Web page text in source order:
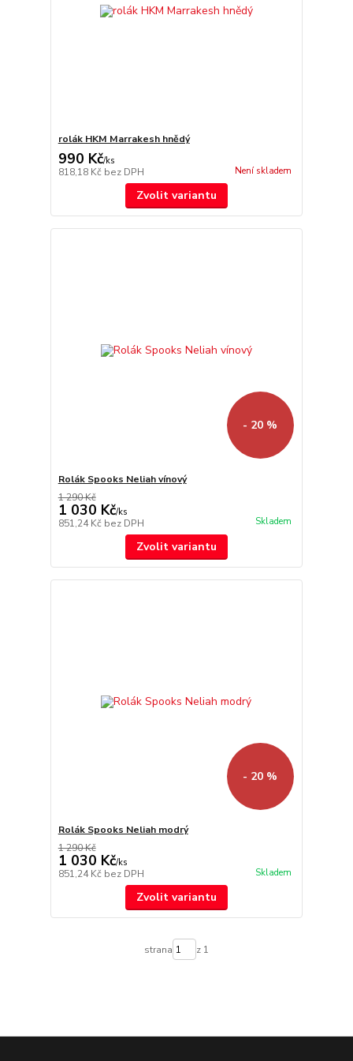
rolák HKM Marrakesh hnědý
990 Kč/ks
818,18 Kč bez DPH Není skladem
Zvolit variantu
- 20 %
Rolák Spooks Neliah vínový
1 290 Kč
1 030 Kč/ks
851,24 Kč bez DPH Skladem
Zvolit variantu
- 20 %
Rolák Spooks Neliah modrý
1 290 Kč
1 030 Kč/ks
851,24 Kč bez DPH Skladem
Zvolit variantu
strana z 1